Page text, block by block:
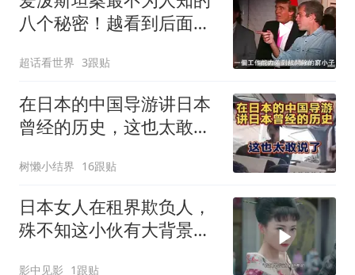
八个秘密！越看到后面越
超话看世界 3跟贴
在日本的中国导游讲日本
曾经的历史，这也太敢说
树懒小结界 16跟贴
日本女人在租界欺负人，
殊不知这小伙有大背景，
影中见影 1跟贴